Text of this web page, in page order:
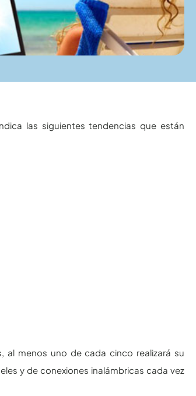
las siguientes tendencias que están
al menos uno de cada cinco realizará su
y de conexiones inalámbricas cada vez